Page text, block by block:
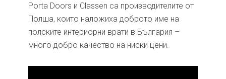
Porta Doors и Classen са производителите от
Полша, които наложиха доброто име на
полските интериорни врати в България –
много добро качество на ниски цени.